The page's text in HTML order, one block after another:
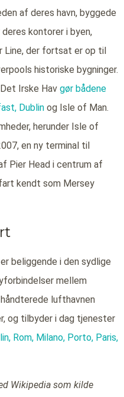
af deres havn, byggede
kontorer i byen,
Line, der fortsat er op til
historiske bygninger.
Irske Hav gør bådene
Dublin og Isle of Man.
herunder Isle of
en ny terminal til
Pier Head i centrum af
kendt som Mersey
beliggende i den sydlige
mellem
lufthavnen
og tilbyder i dag tjenester
Rom, Milano, Porto, Paris,
Wikipedia som kilde